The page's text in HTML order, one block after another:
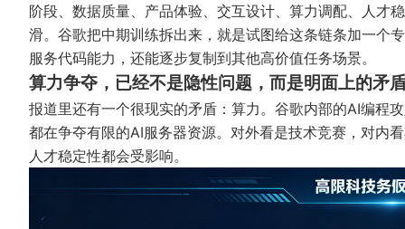
阶段、数据质量、产品体验、交互设计、算力调配、人才
滑。谷歌把中期训练拆出来，就是试图给这条链条加一个
服务代码能力，还能逐步复制到其他高价值任务场景。
算力争夺，已经不是隐性问题，而是明面上的矛
报道里还有一个很现实的矛盾：算力。谷歌内部的AI编
都在争夺有限的AI服务器资源。对外看是技术竞赛，对内
人才稳定性都会受影响。